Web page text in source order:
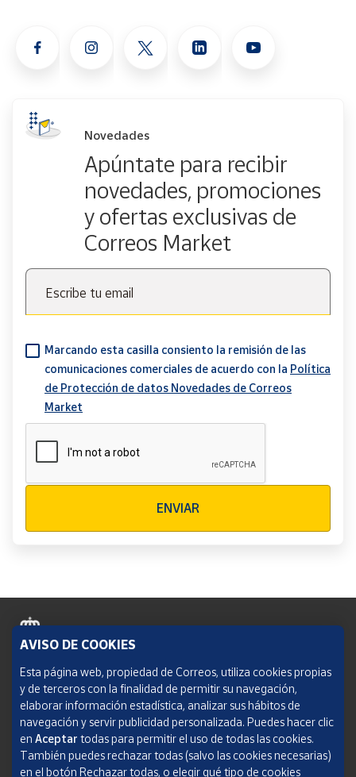
Novedades
Apúntate para recibir
novedades, promociones
y ofertas exclusivas de
Correos Market
Escribe tu email
Marcando esta casilla consiento la remisión de las
comunicaciones comerciales de acuerdo con la Política
de Protección de datos Novedades de Correos
Market
ENVIAR
Política de cookies
Aviso legal
Condiciones del servicio
Política de Privacidad Web
AVISO DE COOKIES
Esta página web, propiedad de Correos, utiliza cookies propias
y de terceros con la finalidad de permitir su navegación,
elaborar información estadística, analizar sus hábitos de
navegación y servir publicidad personalizada. Puedes hacer clic
en Aceptar todas para permitir el uso de todas las cookies.
También puedes rechazar todas (salvo las cookies necesarias)
en el botón Rechazar todas, o elegir qué tipo de cookies